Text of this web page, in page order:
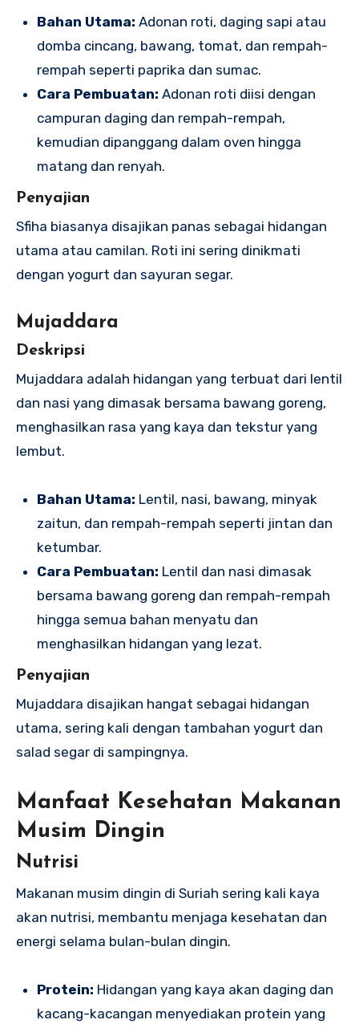
Bahan Utama: Adonan roti, daging sapi atau
domba cincang, bawang, tomat, dan rempah-
rempah seperti paprika dan sumac.
Cara Pembuatan: Adonan roti diisi dengan
campuran daging dan rempah-rempah,
kemudian dipanggang dalam oven hingga
matang dan renyah.
Penyajian
Sfiha biasanya disajikan panas sebagai hidangan
utama atau camilan. Roti ini sering dinikmati
dengan yogurt dan sayuran segar.
Mujaddara
Deskripsi
Mujaddara adalah hidangan yang terbuat dari lentil
dan nasi yang dimasak bersama bawang goreng,
menghasilkan rasa yang kaya dan tekstur yang
lembut.
Bahan Utama: Lentil, nasi, bawang, minyak
zaitun, dan rempah-rempah seperti jintan dan
ketumbar.
Cara Pembuatan: Lentil dan nasi dimasak
bersama bawang goreng dan rempah-rempah
hingga semua bahan menyatu dan
menghasilkan hidangan yang lezat.
Penyajian
Mujaddara disajikan hangat sebagai hidangan
utama, sering kali dengan tambahan yogurt dan
salad segar di sampingnya.
Manfaat Kesehatan Makanan
Musim Dingin
Nutrisi
Makanan musim dingin di Suriah sering kali kaya
akan nutrisi, membantu menjaga kesehatan dan
energi selama bulan-bulan dingin.
Protein: Hidangan yang kaya akan daging dan
kacang-kacangan menyediakan protein yang